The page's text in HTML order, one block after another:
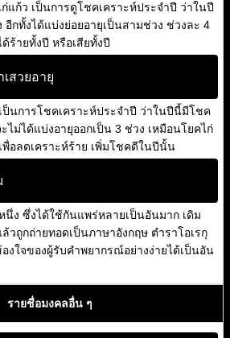
แก้ว เป็นการดูโชคเคราะห์ประจำปี ว่าในปี
อีกทั้งได้แบ่งย่อยอายุเป็นสามช่วง ช่วงละ 4
ร้ายทั้งปี หรือเสียทั้งปี
สวยอายุ
ป็นการโชคเคราะห์ประจำปี ว่าในปีนี้มีโชค
ไม่ได้แบ่งอายุออกเป็น 3 ช่วง เหมือนโยคไก่
อลดเคราะห์ร้าย เพิ่มโชคดีในปีนั้น
นึ่ง ซึ่งได้ใช้กันแพร่หลายเป็นอันมาก เดิม
วถูกถ่ายทอดเป็นภาษาอังกฤษ ตำราโอเรกุ
งใจของผู้รับคำพยากรณ์อย่างง่ายได้เป็นอัน
รายชื่อมงคลอื่น ๆ